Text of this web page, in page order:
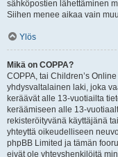
sähköpostien lähettäminen
Siihen menee aikaa vain
Ylös
Mikä on COPPA?
COPPA, tai Children’s
yhdysvaltalainen laki, joka
keräävät alle 13-vuotiailta
keräämiseen alle 13-
rekisteröityvänä käyttäjänä
yhteyttä oikeudelliseen
phpBB Limited ja tämän
eivät ole yhteyshenkilöitä